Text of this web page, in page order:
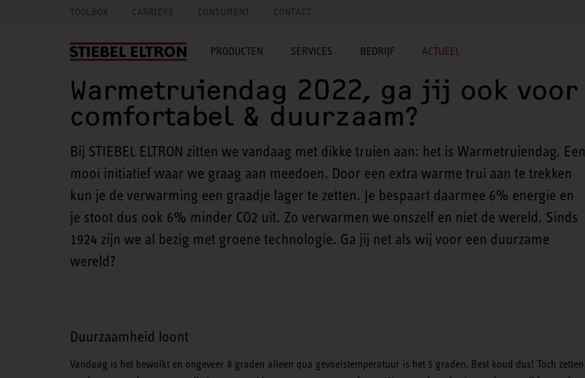
TOOLBOX CARRIÈRE CONSUMENT CONTACT
PRODUCTEN SERVICES BEDRIJF ACTUEEL
Warmetruiendag 2022, ga jij ook voor
comfortabel & duurzaam?
Bij STIEBEL ELTRON zitten we vandaag met dikke truien aan: het is Warmetruiendag. Een
mooi initiatief waar we graag aan meedoen. Door een extra warme trui aan te trekken
kun je de verwarming een graadje lager te zetten. Je bespaart daarmee 6% energie en
je stoot dus ook 6% minder CO2 uit. Zo verwarmen we onszelf en niet de wereld. Sinds
1924 zijn we al bezig met groene technologie. Ga jij net als wij voor een duurzame
wereld?
Duurzaamheid loont
Vandaag is het bewolkt en ongeveer 8 graden alleen qua gevoelstemperatuur is het 5 graden. Best koud dus! Toch zetten